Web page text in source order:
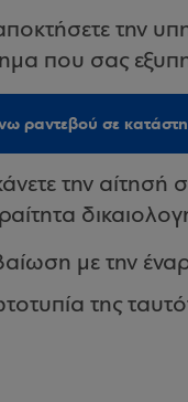
την
που σας
ραντεβού σε
την
με την
της